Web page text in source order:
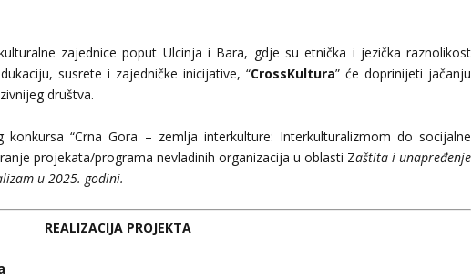
zajednice poput Ulcinja i Bara, gdje su etnička i jezička raznolikost
susrete i zajedničke inicijative, “CrossKultura” će doprinijeti jačanju
društva.
“Crna Gora – zemlja interkulture: Interkulturalizmom do socijalne
projekata/programa nevladinih organizacija u oblasti Zaštita i unapređenje
u 2025. godini.
REALIZACIJA PROJEKTA